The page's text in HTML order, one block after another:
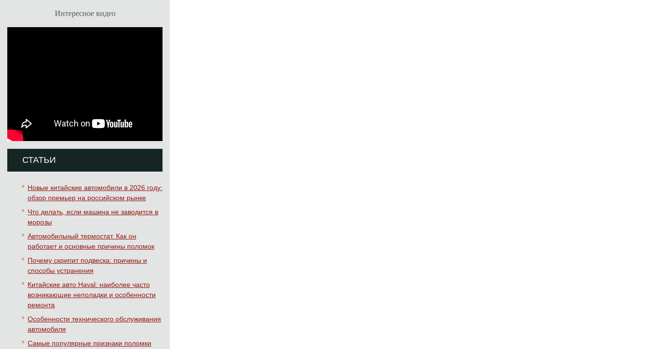
Интересное видео
СТАТЬИ
Новые китайские автомобили в 2026 году:
обзор премьер на российском рынке
Что делать, если машина не заводится в
морозы
Автомобильный термостат. Как он
работает и основные причины поломок
Почему скрипит подвеска: причины и
способы устранения
Китайские авто Haval: наиболее часто
возникающие неполадки и особенности
ремонта
Особенности технического обслуживания
автомобиля
Самые популярные признаки поломки